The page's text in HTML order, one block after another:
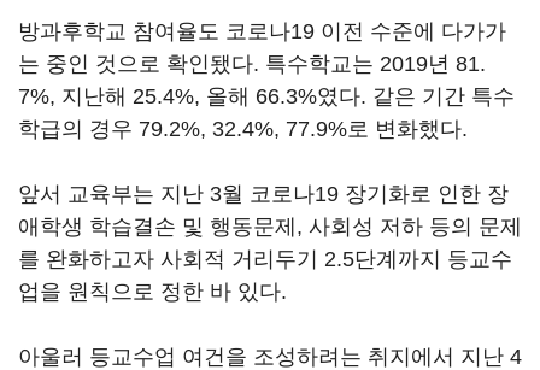
방과후학교 참여율도 코로나19 이전 수준에 다가가
는 중인 것으로 확인됐다. 특수학교는 2019년 81.
7%, 지난해 25.4%, 올해 66.3%였다. 같은 기간 특수
학급의 경우 79.2%, 32.4%, 77.9%로 변화했다.
앞서 교육부는 지난 3월 코로나19 장기화로 인한 장
애학생 학습결손 및 행동문제, 사회성 저하 등의 문제
를 완화하고자 사회적 거리두기 2.5단계까지 등교수
업을 원칙으로 정한 바 있다.
아울러 등교수업 여건을 조성하려는 취지에서 지난 4